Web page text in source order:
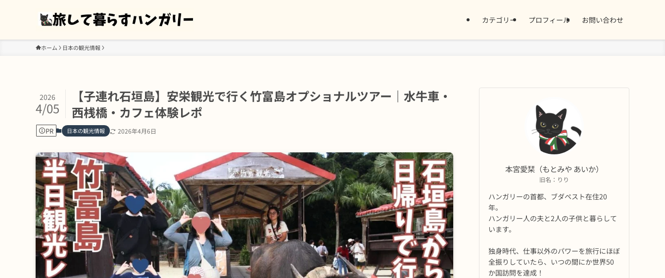
カテゴリー プロフィール お問い合わせ
ホーム 日本の観光情報
【子連れ石垣島】安栄観光で行く竹富島オプショナルツアー｜水牛車・
西桟橋・カフェ体験レポ
2026
4/05
PR 日本の観光情報 2026年4月6日
本宮愛栞（もとみや あいか）
旧名：りり
ハンガリーの首都、ブダペスト在住20
年。
ハンガリー人の夫と2人の子供と暮らして
います。
独身時代、仕事以外のパワーを旅行にほぼ
全振りしていたら、いつの間にか世界50
か国訪問を達成！